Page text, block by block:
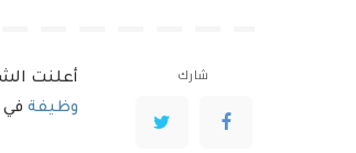
شارك
أعلنت
وظيفة في